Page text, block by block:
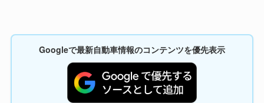
Googleで最新自動車情報のコンテンツを優先表示